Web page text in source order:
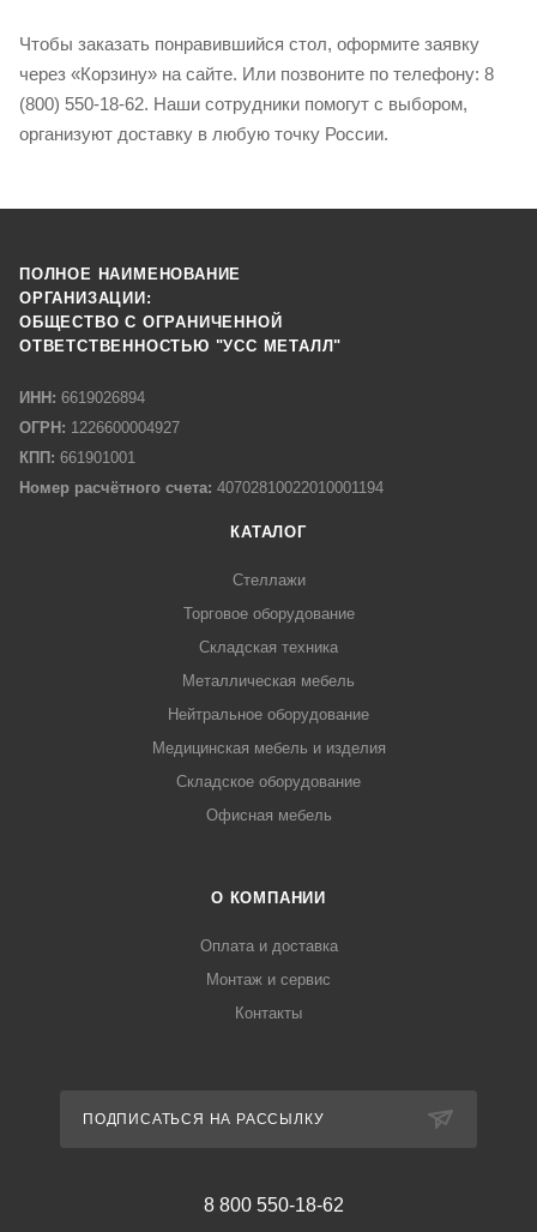
Чтобы заказать понравившийся стол, оформите заявку
через «Корзину» на сайте. Или позвоните по телефону: 8
(800) 550-18-62. Наши сотрудники помогут с выбором,
организуют доставку в любую точку России.
ПОЛНОЕ НАИМЕНОВАНИЕ
ОРГАНИЗАЦИИ:
ОБЩЕСТВО С ОГРАНИЧЕННОЙ
ОТВЕТСТВЕННОСТЬЮ "УСС МЕТАЛЛ"
ИНН: 6619026894
ОГРН: 1226600004927
КПП: 661901001
Номер расчётного счета: 40702810022010001194
КАТАЛОГ
Стеллажи
Торговое оборудование
Складская техника
Металлическая мебель
Нейтральное оборудование
Медицинская мебель и изделия
Складское оборудование
Офисная мебель
О КОМПАНИИ
Оплата и доставка
Монтаж и сервис
Контакты
ПОДПИСАТЬСЯ НА РАССЫЛКУ
8 800 550-18-62